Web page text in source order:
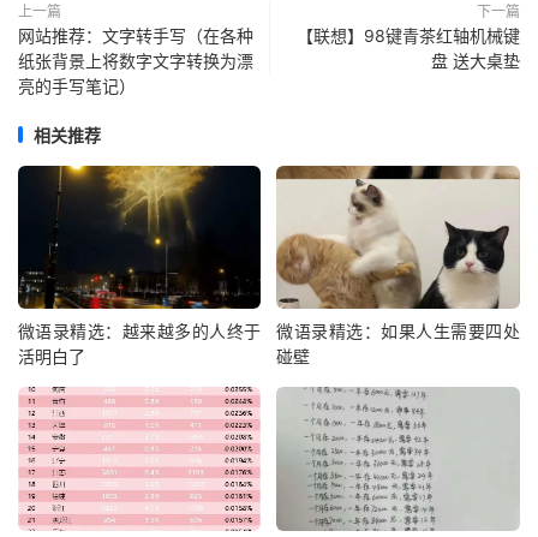
上一篇
网站推荐：文字转手写（在各种
纸张背景上将数字文字转换为漂
亮的手写笔记）
下一篇
【联想】98键青茶红轴机械键
盘 送大桌垫
相关推荐
微语录精选：越来越多的人终于
活明白了
微语录精选：如果人生需要四处
碰壁